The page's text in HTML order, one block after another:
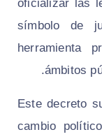
oficializar las
símbolo de
herramienta
ámbitos
Este decreto
cambio